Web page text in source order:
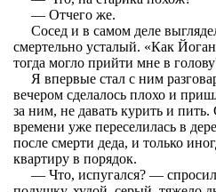
— Отчего же.
Сосед и в самом деле
смертельно усталый. «Как
тогда могло прийти мне в
Я впервые стал с ним
вечером сделалось плохо и
за ним, не давать курить и
времени уже переселилась в
после смерти деда, и только
квартиру в порядок.
— Что, испугался? —